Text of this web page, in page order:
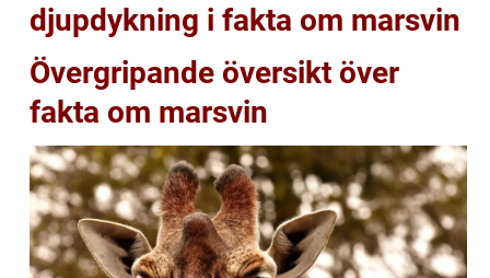
djupdykning i fakta om marsvin
Övergripande översikt över
fakta om marsvin